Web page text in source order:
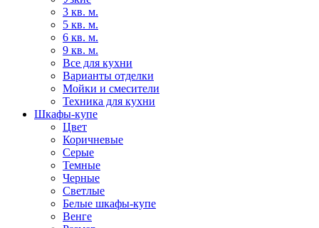
3 кв. м.
5 кв. м.
6 кв. м.
9 кв. м.
Все для кухни
Варианты отделки
Мойки и смесители
Техника для кухни
Шкафы-купе
Цвет
Коричневые
Серые
Темные
Черные
Светлые
Белые шкафы-купе
Венге